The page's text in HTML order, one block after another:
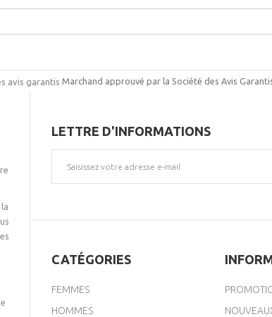
Marchand approuvé par la Société des Avis
LETTRE D'INFORMATIONS
CATÉGORIES
FEMMES
HOMMES